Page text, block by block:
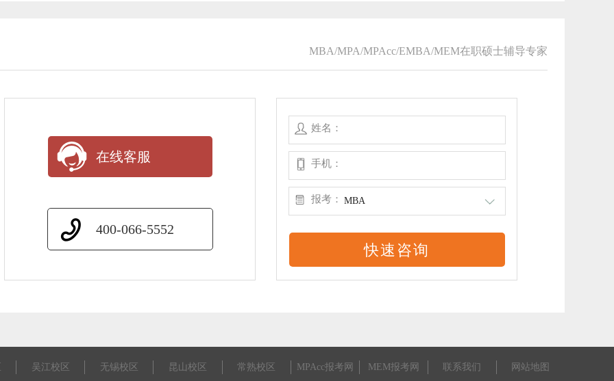
MBA/MPA/MPAcc/EMBA/MEM在职硕士辅导专家
在线客服
400-066-5552
姓名：
手机：
报考： MBA
吴江校区 无锡校区 昆山校区 常熟校区 MPAcc报考网 MEM报考网 联系我们 网站地图